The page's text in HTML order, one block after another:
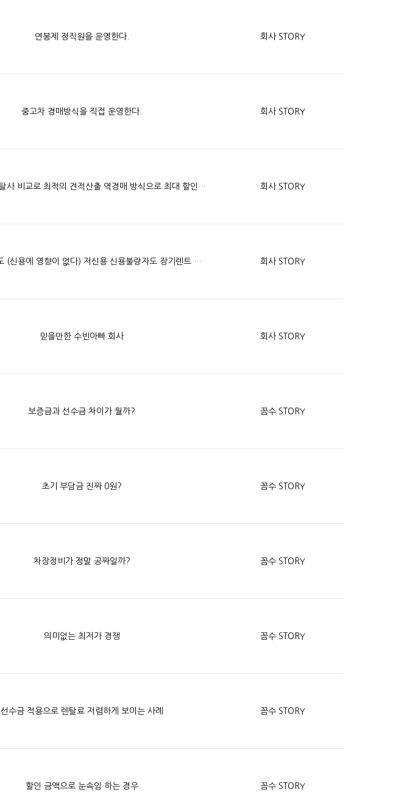
연봉제 정직원을 운영한다. 회사 STORY
중고차 경매방식을 직접 운영한다. 회사 STORY
국내 전 캐피탈사 비교로 최적의 견적산출 역경매 방식으로 최대 할인적용 회사 STORY
사전 심사제도 (신용에 영향이 없다) 저신용 신용불량자도 장기렌트 가능하다. 회사 STORY
믿을만한 수빈아빠 회사 회사 STORY
보증금과 선수금 차이가 뭘까? 꼼수 STORY
초기 부담금 진짜 0원? 꼼수 STORY
차장정비가 정말 공짜일까? 꼼수 STORY
의미없는 최저가 경쟁 꼼수 STORY
선수금 적용으로 렌탈료 저렴하게 보이는 사례 꼼수 STORY
할인 금액으로 눈속임 하는 경우 꼼수 STORY